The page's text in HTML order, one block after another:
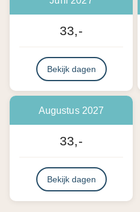
33,-
Bekijk dagen
Augustus 2027
33,-
Bekijk dagen